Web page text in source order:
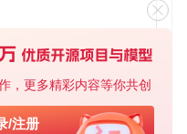
，更多精彩内容等你共创
/注册
适合你？
使用体验
推荐
指数
★★
基于Python的Xiaozhi AI，适用于想要完整Xiaozhi体验而无需拥有专用硬件的用户。